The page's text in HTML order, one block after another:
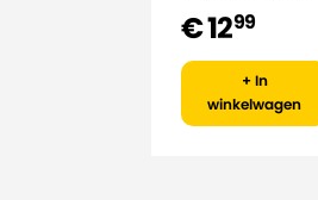
€ 1299
+ In
winkelwagen